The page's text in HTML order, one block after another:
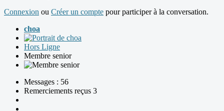
Connexion ou Créer un compte pour participer à la conversation.
choa
Hors Ligne
Membre senior
Messages : 56
Remerciements reçus 3